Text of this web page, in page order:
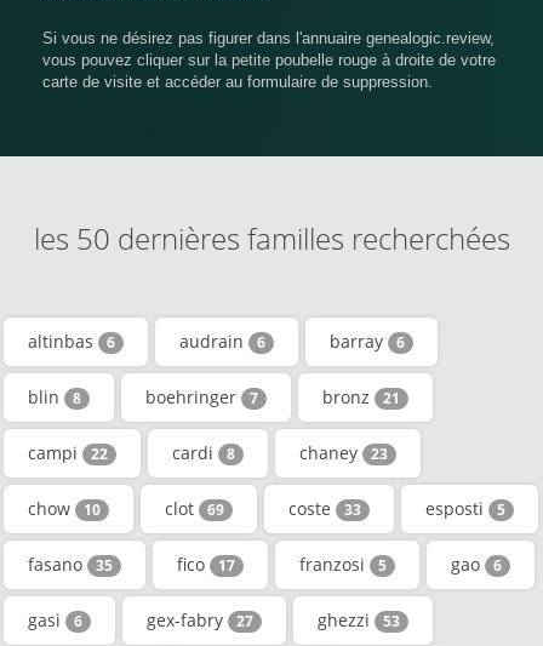
Si vous ne désirez pas figurer dans l'annuaire genealogic.review,
vous pouvez cliquer sur la petite poubelle rouge à droite de votre
carte de visite et accéder au formulaire de suppression.
les 50 dernières familles recherchées
altinbas 6 audrain 6 barray 6
blin 8 boehringer 7 bronz 21
campi 22 cardi 8 chaney 23
chow 10 clot 69 coste 33 esposti 5
fasano 35 fico 17 franzosi 5 gao 6
gasi 6 gex-fabry 27 ghezzi 53